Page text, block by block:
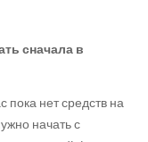
сначала в
пока нет средств на
начать с